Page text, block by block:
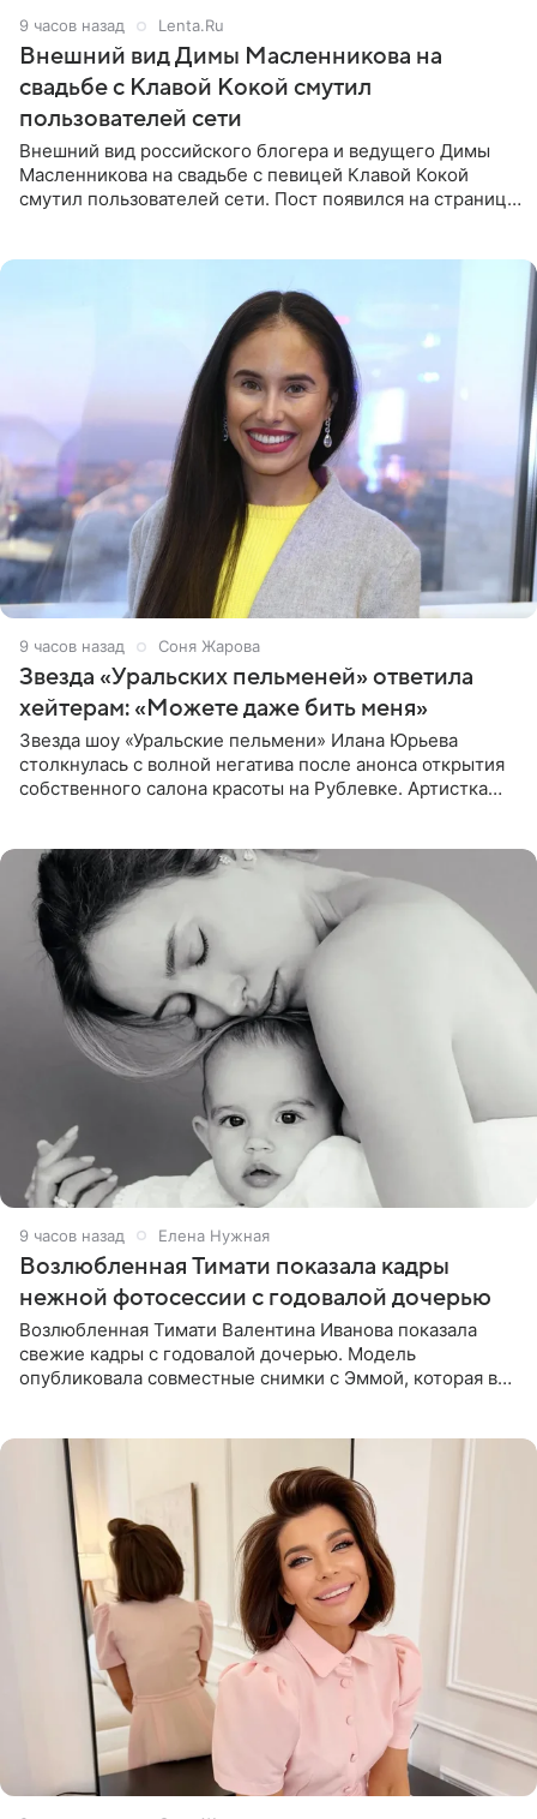
9 часов назад Lenta.Ru
Внешний вид Димы Масленникова на
свадьбе с Клавой Кокой смутил
пользователей сети
Внешний вид российского блогера и ведущего Димы
Масленникова на свадьбе с певицей Клавой Кокой
смутил пользователей сети. Пост появился на странице
9 часов назад Соня Жарова
Звезда «Уральских пельменей» ответила
хейтерам: «Можете даже бить меня»
Звезда шоу «Уральские пельмени» Илана Юрьева
столкнулась с волной негатива после анонса открытия
собственного салона красоты на Рублевке. Артистка
9 часов назад Елена Нужная
Возлюбленная Тимати показала кадры
нежной фотосессии с годовалой дочерью
Возлюбленная Тимати Валентина Иванова показала
свежие кадры с годовалой дочерью. Модель
опубликовала совместные снимки с Эммой, которая в